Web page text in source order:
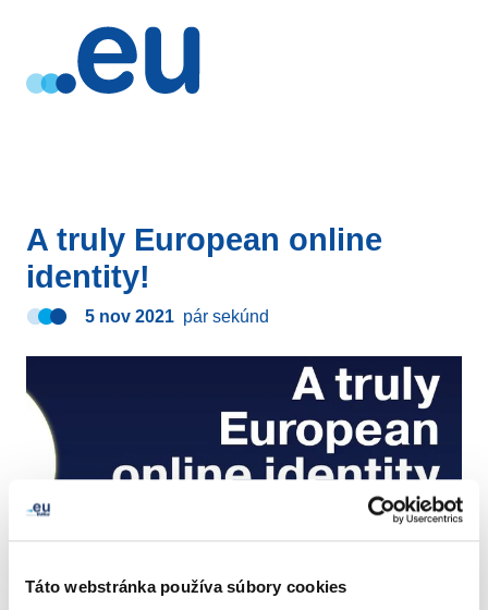
Táto webstránka používa súbory cookies
A truly European online
identity!
5 nov 2021 pár sekúnd